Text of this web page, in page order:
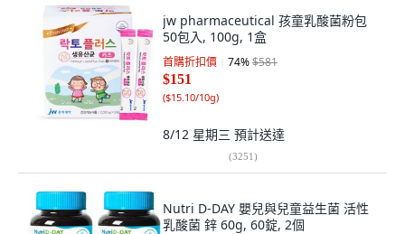
jw pharmaceutical 孩童乳酸菌粉包
50包入, 100g, 1盒
首購折扣價 74%$581
$151
($15.10/10g)
8/12 星期三 預計送達
(3251)
Nutri D-DAY 嬰兒與兒童益生菌 活性
乳酸菌 鋅 60g, 60錠, 2個